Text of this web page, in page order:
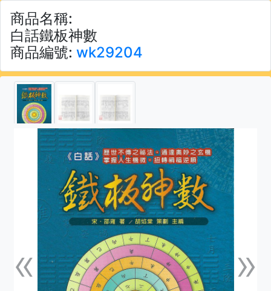
商品名稱:
白話鐵板神數
商品編號: wk29204
«上一張 »下一